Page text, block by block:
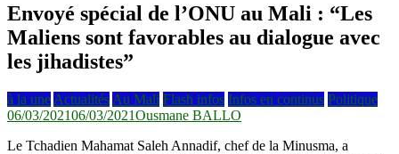
Envoyé spécial de l’ONU au Mali : “Les
Maliens sont favorables au dialogue avec
les jihadistes”
à la une Actualités Au Mali Flash infos Infos en continus Politique
06/03/202106/03/2021Ousmane BALLO
Le Tchadien Mahamat Saleh Annadif, chef de la Minusma, a